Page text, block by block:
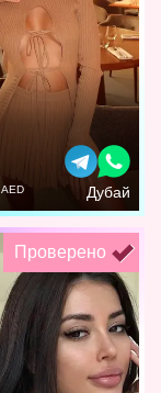
AED Дубай
Проверено